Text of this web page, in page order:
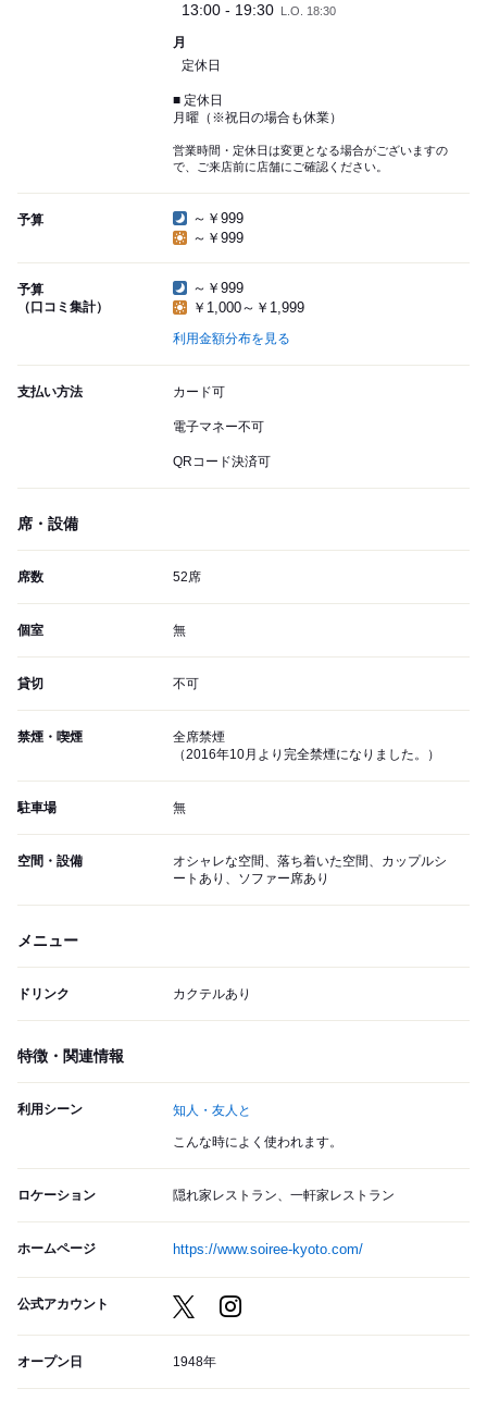
13:00 - 19:30 L.O. 18:30
月
定休日
■ 定休日
月曜（※祝日の場合も休業）
営業時間・定休日は変更となる場合がございますの
で、ご来店前に店舗にご確認ください。
予算
～￥999
～￥999
予算
（口コミ集計）
～￥999
￥1,000～￥1,999
利用金額分布を見る
支払い方法 カード可
電子マネー不可
QRコード決済可
席・設備
席数 52席
個室 無
貸切 不可
禁煙・喫煙
全席禁煙
（2016年10月より完全禁煙になりました。）
駐車場 無
空間・設備
オシャレな空間、落ち着いた空間、カップルシ
ートあり、ソファー席あり
メニュー
ドリンク カクテルあり
特徴・関連情報
利用シーン 知人・友人と
こんな時によく使われます。
ロケーション 隠れ家レストラン、一軒家レストラン
ホームページ https://www.soiree-kyoto.com/
公式アカウント
オープン日 1948年